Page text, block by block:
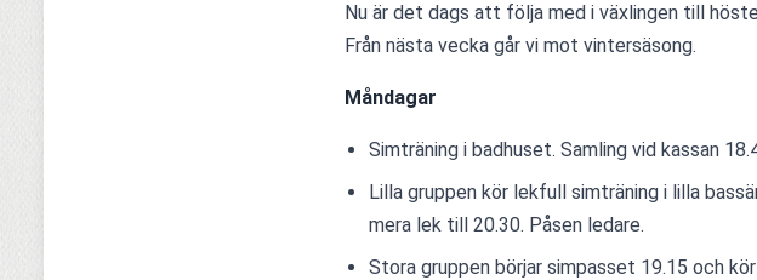
Nu är det dags att följa med i växlingen till
Från nästa vecka går vi mot vintersäsong.
Måndagar
Simträning i badhuset. Samling vid kassan
Lilla gruppen kör lekfull simträning i lilla
mera lek till 20.30. Påsen ledare.
Stora gruppen börjar simpasset 19.15 och